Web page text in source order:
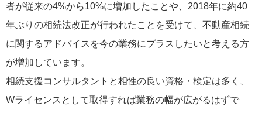
者が従来の4%から10%に増加したことや、2018年に約40
年ぶりの相続法改正が行われたことを受けて、不動産相続
に関するアドバイスを今の業務にプラスしたいと考える方
が増加しています。
相続支援コンサルタントと相性の良い資格・検定は多く、
Wライセンスとして取得すれば業務の幅が広がるはずで